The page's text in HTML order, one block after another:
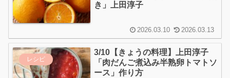
き」上田淳子
2026.03.10 2026.03.13
レシピ
3/10【きょうの料理】上田淳子
「肉だんご煮込み半熟卵トマトソ
ース」作り方